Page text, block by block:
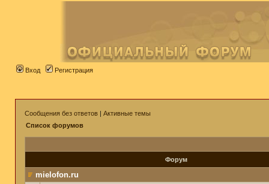
Вход Регистрация
Сообщения без ответов | Активные темы
Список форумов
Форум
mielofon.ru